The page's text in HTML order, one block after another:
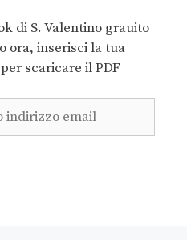
di S. Valentino grauito
ora, inserisci la tua
scaricare il PDF